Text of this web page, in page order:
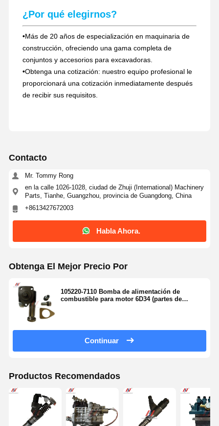
¿Por qué elegirnos?
•Más de 20 años de especialización en maquinaria de
construcción, ofreciendo una gama completa de
conjuntos y accesorios para excavadoras.
•Obtenga una cotización: nuestro equipo profesional le
proporcionará una cotización inmediatamente después
de recibir sus requisitos.
Contacto
Mr. Tommy Rong
en la calle 1026-1028, ciudad de Zhuji (International) Machinery
Parts, Tianhe, Guangzhou, provincia de Guangdong, China
+8613427672003
Habla Ahora.
Obtenga El Mejor Precio Por
105220-7110 Bomba de alimentación de
combustible para motor 6D34 (partes de
Continuar
Productos Recomendados